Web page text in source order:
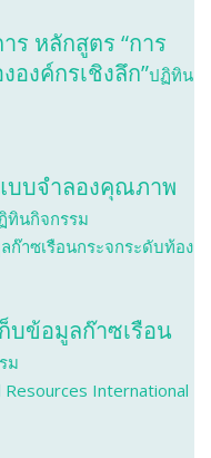
ร หลักสูตร “การ
งค์กรเชิงลึก”ปฏิทิน
บบจำลองคุณภาพ
ทินกิจกรรม
บข้อมูลก๊าซเรือน
ม